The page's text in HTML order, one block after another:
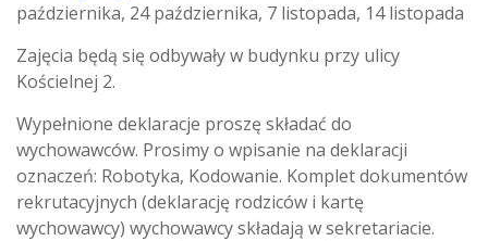
października, 24 października, 7 listopada, 14 listopada
Zajęcia będą się odbywały w budynku przy ulicy
Kościelnej 2.
Wypełnione deklaracje proszę składać do
wychowawców. Prosimy o wpisanie na deklaracji
oznaczeń: Robotyka, Kodowanie. Komplet dokumentów
rekrutacyjnych (deklarację rodziców i kartę
wychowawcy) wychowawcy składają w sekretariacie.